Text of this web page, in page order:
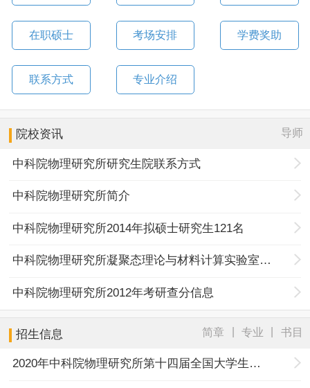
在职硕士 考场安排 学费奖助
联系方式 专业介绍
院校资讯 导师
中科院物理研究所研究生院联系方式
中科院物理研究所简介
中科院物理研究所2014年拟硕士研究生121名
中科院物理研究所凝聚态理论与材料计算实验室介绍
中科院物理研究所2012年考研查分信息
招生信息 简章 专业 书目
2020年中科院物理研究所第十四届全国大学生物理学及其交叉学科暑期学校正式报名通知